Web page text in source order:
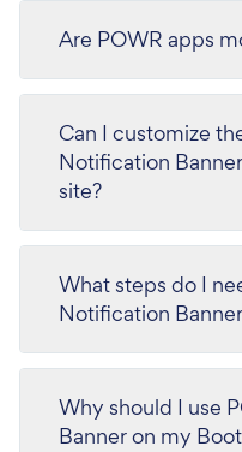
Are POWR apps
Can I customize
Notification
site?
What steps do I
Notification
Why should I use
Banner on my